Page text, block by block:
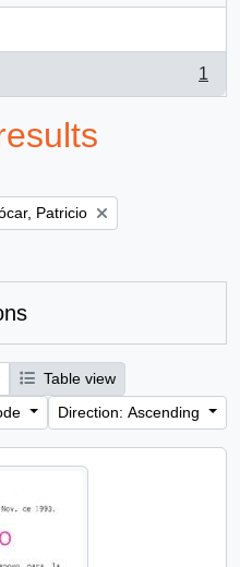
1
Patricio
Table view
Direction: Ascending